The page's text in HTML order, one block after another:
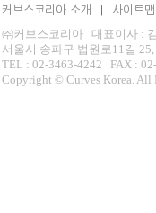
커브스코리아 소개 사이트맵
㈜커브스코리아 대표이사 :
서울시 송파구 법원로11길
TEL : 02-3463-4242 FAX :
Copyright © Curves Korea. All